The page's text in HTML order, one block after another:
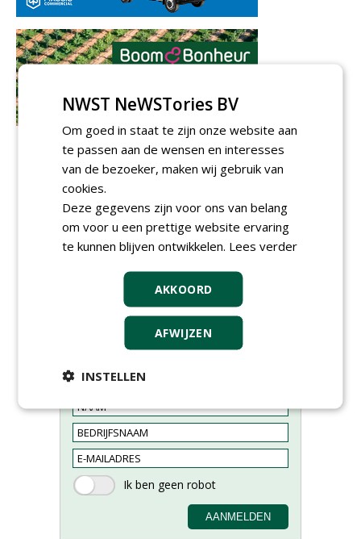
nieuwsbrief.
NWST NeWSTories BV
Om goed in staat te zijn onze website aan
te passen aan de wensen en interesses
van de bezoeker, maken wij gebruik van
cookies.
Deze gegevens zijn voor ons van belang
om voor u een prettige website ervaring
te kunnen blijven ontwikkelen. Lees verder
AKKOORD
AFWIJZEN
INSTELLEN